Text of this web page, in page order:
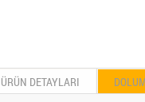
ÜRÜN DETAYLARI